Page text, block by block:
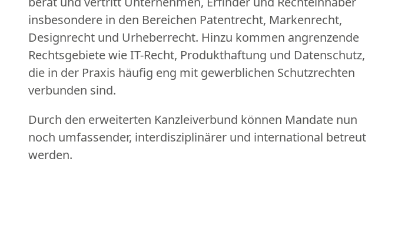
insbesondere in den Bereichen Patentrecht, Markenrecht,
Designrecht und Urheberrecht. Hinzu kommen angrenzende
Rechtsgebiete wie IT-Recht, Produkthaftung und Datenschutz,
die in der Praxis häufig eng mit gewerblichen Schutzrechten
verbunden sind.
Durch den erweiterten Kanzleiverbund können Mandate nun
noch umfassender, interdisziplinärer und international betreut
werden.